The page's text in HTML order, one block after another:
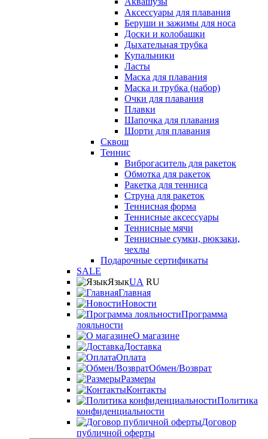
Аксессуары для плавания
Беруши и зажимы для носа
Доски и колобашки
Дыхательная трубка
Купальники
Ласты
Маска для плавания
Маска и трубка (набор)
Очки для плавания
Плавки
Шапочка для плавания
Шорти для плавания
Сквош
Теннис
Виброгаситель для ракеток
Обмотка для ракеток
Ракетка для тенниса
Струна для ракеток
Теннисная форма
Теннисные аксессуары
Теннисные мячи
Теннисные сумки, рюкзаки,
чехлы
Подарочные сертификаты
SALE
ЯзыкUA RU
Главная
Новости
Программа
лояльности
О магазине
Доставка
Оплата
Обмен/Возврат
Размеры
Контакты
Политика
конфиденциальности
Договор
публичной оферты